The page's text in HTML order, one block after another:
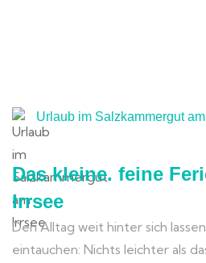
Urlaub im Salzkammergut
Das kleine. feine
Irrsee
Den Alltag weit hinter sich
eintauchen: Nichts leichter als